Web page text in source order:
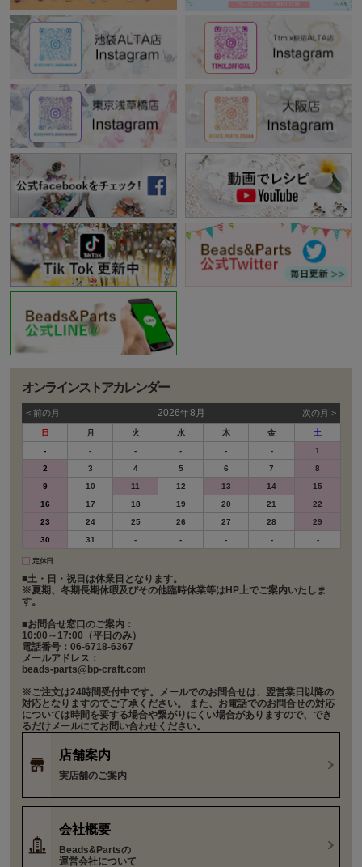
オンラインストアカレンダー
< 前の⽉ 2026年8月 次の⽉ >
日 月 火 水 木 金
土
-
- - - - -
1
2
3 4 5 6 7
8
9
10 11 12 13 14
15
16
17 18 19 20 21
22
23
24 25 26 27 28
29
30
31 - - - - -
定休日
■土・日・祝日は休業日となります。
※夏期、冬期長期休暇及びその他臨時休業等はHP上でご案内いたしま
す。
■お問合せ窓口のご案内：
10:00～17:00（平日のみ）
電話番号：06-6718-6367
メールアドレス：
beads-parts@bp-craft.com
※ご注文は24時間受付中です。メールでのお問合せは、翌営業日以降の
対応となりますのでご了承ください。 また、お電話でのお問合せの対応
については時間を要する場合や繋がりにくい場合がありますので、でき
るだけメールにてお問い合わせください。
店舗案内
実店舗のご案内
会社概要
Beads&Partsの
運営会社について